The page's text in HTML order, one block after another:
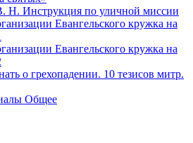
Н. Инструкция по уличной миссии
Евангельского кружка на
Евангельского кружка на
о грехопадении. 10 тезисов митр.
Общее